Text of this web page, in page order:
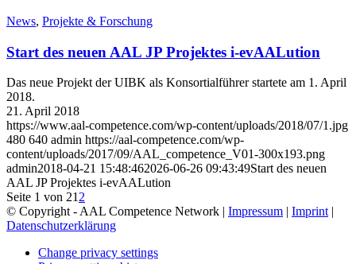
News, Projekte & Forschung
Start des neuen AAL JP Projektes i-evAALution
Das neue Projekt der UIBK als Konsortialführer startete am 1. April
2018.
21. April 2018
https://www.aal-competence.com/wp-content/uploads/2018/07/1.jpg
480 640 admin https://aal-competence.com/wp-
content/uploads/2017/09/AAL_competence_V01-300x193.png
admin2018-04-21 15:48:462026-06-26 09:43:49Start des neuen
AAL JP Projektes i-evAALution
Seite 1 von 212
© Copyright - AAL Competence Network | Impressum | Imprint|
Datenschutzerklärung
Change privacy settings